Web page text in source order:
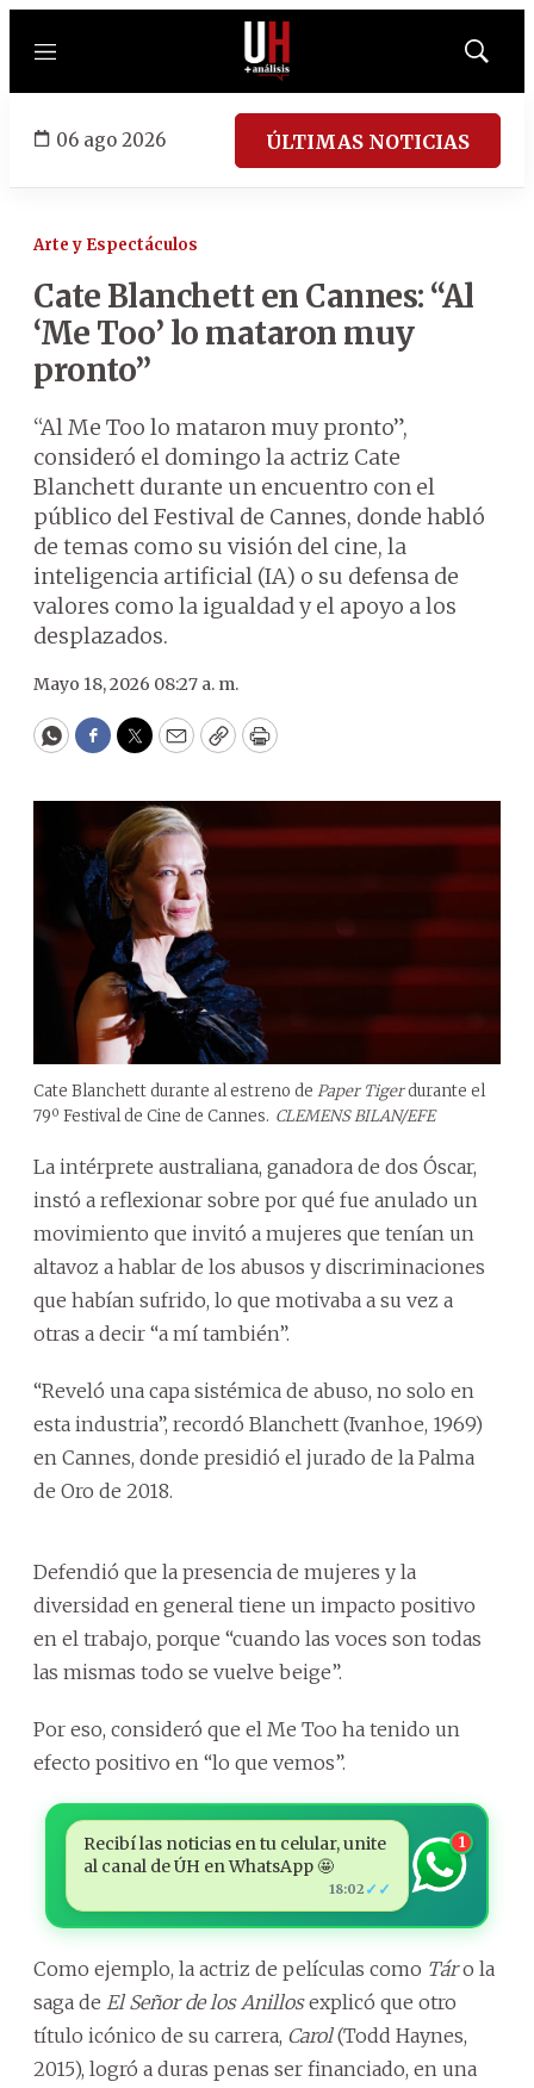
Menú
Mostrar
06 ago 2026 ÚLTIMAS NOTICIAS
Arte y Espectáculos
Cate Blanchett en Cannes: “Al
‘Me Too’ lo mataron muy
pronto”
“Al Me Too lo mataron muy pronto”,
consideró el domingo la actriz Cate
Blanchett durante un encuentro con el
público del Festival de Cannes, donde habló
de temas como su visión del cine, la
inteligencia artificial (IA) o su defensa de
valores como la igualdad y el apoyo a los
desplazados.
Mayo 18, 2026 08:27 a. m.
WhatsApp
Facebook
Twitter
EmailCopyPrint
Cate Blanchett durante al estreno de Paper Tigerdurante el
79º Festival de Cine de Cannes. CLEMENS BILAN/EFE
La intérprete australiana, ganadora de dos Óscar,
instó a reflexionar sobre por qué fue anulado un
movimiento que invitó a mujeres que tenían un
altavoz a hablar de los abusos y discriminaciones
que habían sufrido, lo que motivaba a su vez a
otras a decir “a mí también”.
“Reveló una capa sistémica de abuso, no solo en
esta industria”, recordó Blanchett (Ivanhoe, 1969)
en Cannes, donde presidió el jurado de la Palma
de Oro de 2018.
Defendió que la presencia de mujeres y la
diversidad en general tiene un impacto positivo
en el trabajo, porque “cuando las voces son todas
las mismas todo se vuelve beige”.
Por eso, consideró que el Me Too ha tenido un
efecto positivo en “lo que vemos”.
Recibí las noticias en tu celular, unite
al canal de ÚH en WhatsApp 🤩
18:02 ✓✓
1
Como ejemplo, la actriz de películas como Táro la
saga de El Señor de los Anillosexplicó que otro
título icónico de su carrera, Carol(Todd Haynes,
2015), logró a duras penas ser financiado, en una